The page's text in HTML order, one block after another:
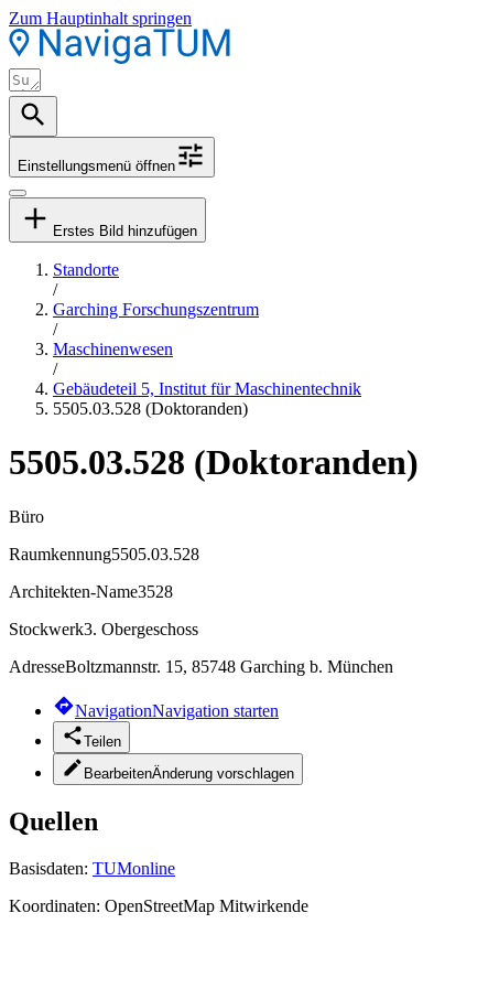
Zum Hauptinhalt springen
Einstellungsmenü öffnen
Erstes Bild hinzufügen
Standorte
/
Garching Forschungszentrum
/
Maschinenwesen
/
Gebäudeteil 5, Institut für Maschinentechnik
5505.03.528 (Doktoranden)
5505.03.528 (Doktoranden)
Büro
Raumkennung5505.03.528
Architekten-Name3528
Stockwerk3. Obergeschoss
AdresseBoltzmannstr. 15, 85748 Garching b. München
NavigationNavigation starten
Teilen
BearbeitenÄnderung vorschlagen
Quellen
Basisdaten: TUMonline
Koordinaten: OpenStreetMap Mitwirkende